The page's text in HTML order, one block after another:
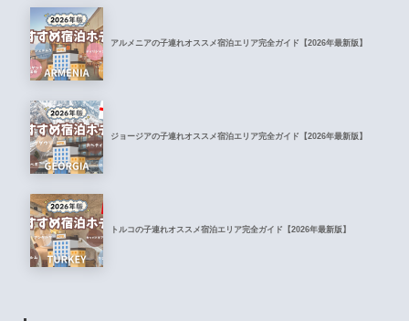
アルメニアの子連れオススメ宿泊エリア完全ガイド【2026年最新版】
ジョージアの子連れオススメ宿泊エリア完全ガイド【2026年最新版】
トルコの子連れオススメ宿泊エリア完全ガイド【2026年最新版】